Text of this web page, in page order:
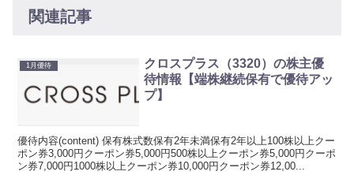
関連記事
1月優待
クロスプラス（3320）の株主優
待情報【端株継続保有で優待アッ
プ】
優待内容(content) 保有株式数保有2年未満保有2年以上100株以上クー
ポン券3,000円クーポン券5,000円500株以上クーポン券5,000円クーポ
ン券7,000円1000株以上クーポン券10,000円クーポン券12,00...